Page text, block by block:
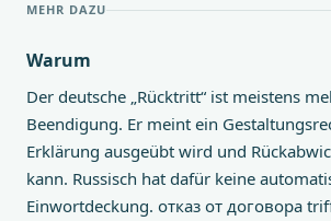
MEHR DAZU
Warum
Der deutsche „Rücktritt“ ist meistens
Beendigung. Er meint ein
Erklärung ausgeübt wird und
kann. Russisch hat dafür keine
Einwortdeckung. отказ от договора